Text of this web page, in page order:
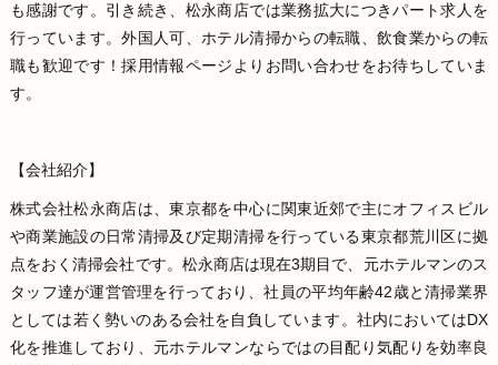
も感謝です。引き続き、松永商店では業務拡大につきパート求人を
行っています。外国人可、ホテル清掃からの転職、飲食業からの転
職も歓迎です！採用情報ページよりお問い合わせをお待ちしていま
す。
【会社紹介】
株式会社松永商店は、東京都を中心に関東近郊で主にオフィスビル
や商業施設の日常清掃及び定期清掃を行っている東京都荒川区に拠
点をおく清掃会社です。松永商店は現在3期目で、元ホテルマンのス
タッフ達が運営管理を行っており、社員の平均年齢42歳と清掃業界
としては若く勢いのある会社を自負しています。社内においてはDX
化を推進しており、元ホテルマンならではの目配り気配りを効率良